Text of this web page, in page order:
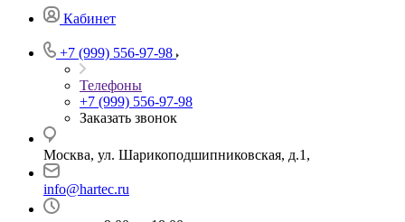
Кабинет
+7 (999) 556-97-98
Телефоны
+7 (999) 556-97-98
Заказать звонок
Москва, ул. Шарикоподшипниковская, д.1,
info@hartec.ru